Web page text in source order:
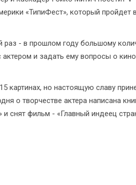
«ТипиФест», который пройдет в
раз - в прошлом году большому
и задать ему вопросы о
картинах, но настоящую славу
о творчестве актера написана
и снят фильм - «Главный индеец